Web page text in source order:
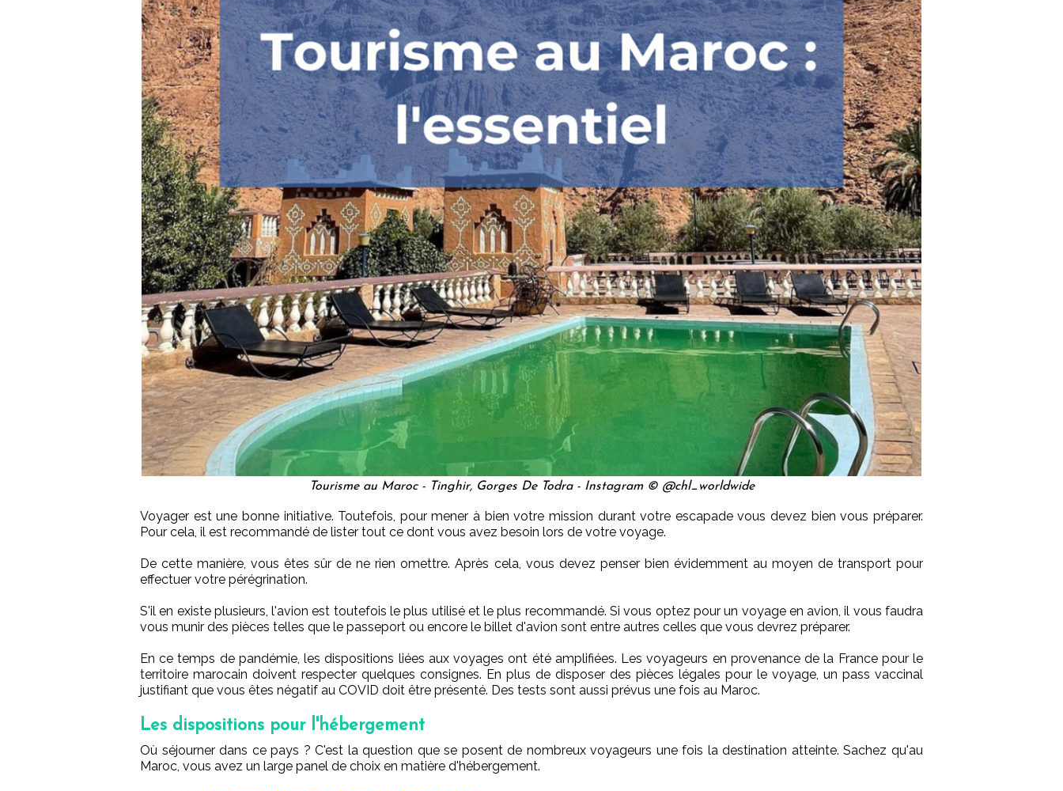
Tourisme au Maroc - Tinghir, Gorges De Todra - Instagram © @chl_worldwide
Voyager est une bonne initiative. Toutefois, pour mener à bien votre mission durant votre escapade vous devez bien vous préparer.
Pour cela, il est recommandé de lister tout ce dont vous avez besoin lors de votre voyage.
De cette manière, vous êtes sûr de ne rien omettre. Après cela, vous devez penser bien évidemment au moyen de transport pour
effectuer votre pérégrination.
S'il en existe plusieurs, l'avion est toutefois le plus utilisé et le plus recommandé. Si vous optez pour un voyage en avion, il vous faudra
vous munir des pièces telles que le passeport ou encore le billet d'avion sont entre autres celles que vous devrez préparer.
En ce temps de pandémie, les dispositions liées aux voyages ont été amplifiées. Les voyageurs en provenance de la France pour le
territoire marocain doivent respecter quelques consignes. En plus de disposer des pièces légales pour le voyage, un pass vaccinal
justifiant que vous êtes négatif au COVID doit être présenté. Des tests sont aussi prévus une fois au Maroc.
Les dispositions pour l'hébergement
Où séjourner dans ce pays ? C'est la question que se posent de nombreux voyageurs une fois la destination atteinte. Sachez qu'au
Maroc, vous avez un large panel de choix en matière d'hébergement.